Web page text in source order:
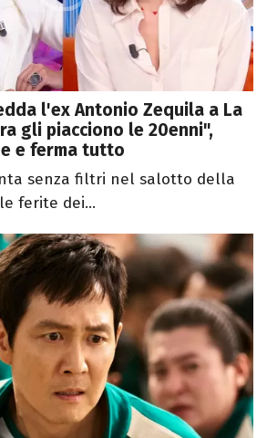
l'ex Antonio Zequila a La
gli piacciono le 20enni",
e ferma tutto
senza filtri nel salotto della
ferite dei...